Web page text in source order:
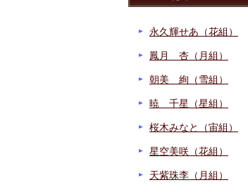
永久輝せあ（花組）
鳳月 杏（月組）
朝美 絢（雪組）
暁 千星（星組）
桜木みなと（宙組）
星空美咲（花組）
天紫珠李（月組）